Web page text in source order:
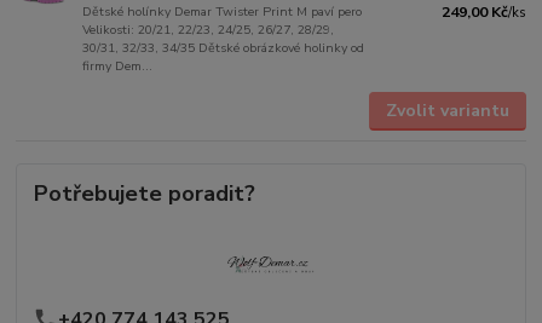
Dětské holínky Demar Twister Print M paví pero
Velikosti: 20/21, 22/23, 24/25, 26/27, 28/29,
30/31, 32/33, 34/35 Dětské obrázkové holinky od
firmy Dem...
249,00 Kč/ks
Zvolit variantu
Potřebujete poradit?